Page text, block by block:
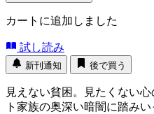
カートに追加しました
試し読み
新刊通知 後で買う
見えない貧困。見たくない
ト家族の奥深い暗闇に踏み